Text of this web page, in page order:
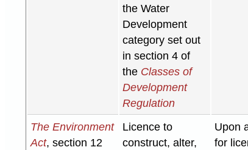
the Water
Development
category set out
in section 4 of
the Classes of
Development
Regulation
The Environment
Act, section 12
Licence to
construct, alter,
Upon
for